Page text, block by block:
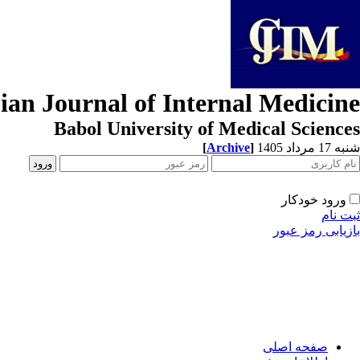
Journal of Internal Medicine
Babol University of Medical Sciences
شنبه 17 مرداد 1405 [Archive]
ورود خودکار
ثبت نام
بازیابی رمز عبور
صفحه اصلی